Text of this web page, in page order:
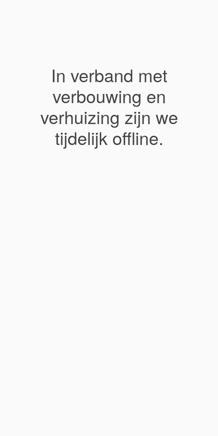
In verband met
verbouwing en
verhuizing zijn we
tijdelijk offline.